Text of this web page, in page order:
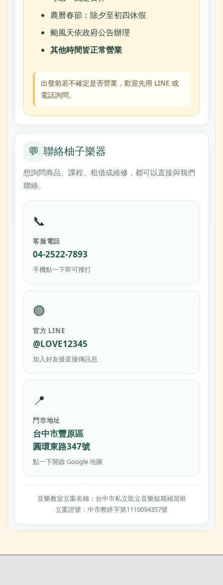
農曆春節：除夕至初四休假
颱風天依政府公告辦理
其他時間皆正常營業
出發前若不確定是否營業，歡迎先用 LINE 或
電話詢問。
💬 聯絡柚子樂器
想詢問商品、課程、租借或維修，都可以直接與我們
聯絡。
📞
客服電話
04-2522-7893
手機點一下即可撥打
🟢
官方 LINE
@LOVE12345
加入好友後直接傳訊息
📍
門市地址
台中市豐原區
圓環東路347號
點一下開啟 Google 地圖
音樂教室立案名稱：台中市私立凱立音樂短期補習班
立案證號：中市教終字第1110094357號